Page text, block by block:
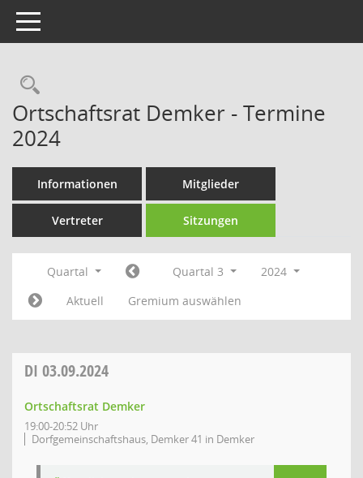
Toggle navigation
Rechercheauswahl
Ortschaftsrat Demker - Termine
2024
Informationen Mitglieder
Vertreter Sitzungen
Quartal Quartal 3
2024
Aktuell
Gremium auswählen
DI 03.09.2024
Ortschaftsrat Demker
19:00-20:52 Uhr
Dorfgemeinschaftshaus, Demker 41 in Demker